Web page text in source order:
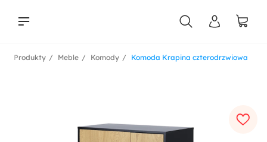
Komoda Krapina czterodrzwiowa
Komody
Meble
Produkty